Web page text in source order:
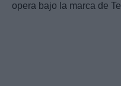
opera bajo la marca de